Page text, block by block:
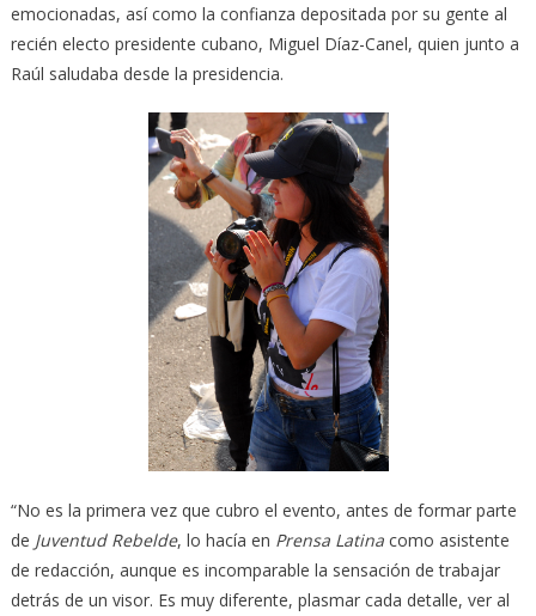
emocionadas, así como la confianza depositada por su gente al
recién electo presidente cubano, Miguel Díaz-Canel, quien junto a
Raúl saludaba desde la presidencia.
“No es la primera vez que cubro el evento, antes de formar parte
de Juventud Rebelde, lo hacía en Prensa Latinacomo asistente
de redacción, aunque es incomparable la sensación de trabajar
detrás de un visor. Es muy diferente, plasmar cada detalle, ver al